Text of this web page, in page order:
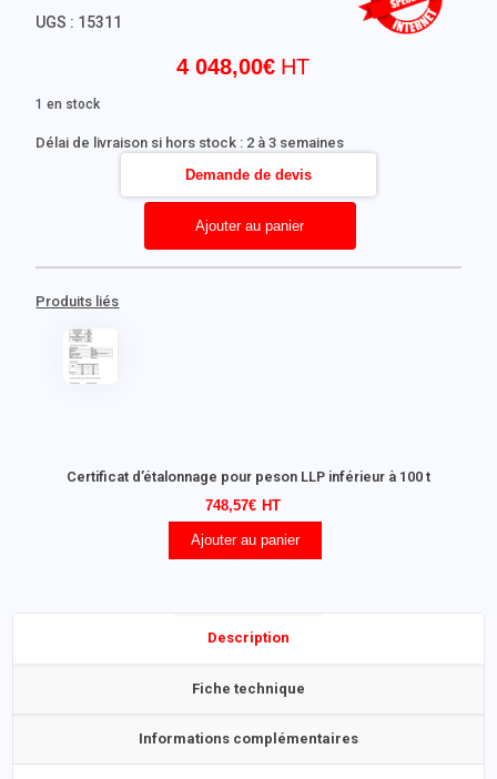
4 048,00€
Délai de livraison si hors stock : 2 à 3 semaines
1 en stock
Ajouter au panier
Produits liés
Certificat d’étalonnage pour peson LLP inférieur à 100 t
748,57€
Ajouter au panier
Demande de devis
UGS : 15311
Description
Fiche technique
Informations complémentaires